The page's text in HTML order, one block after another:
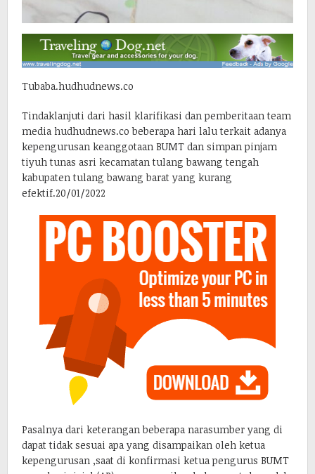
Tubaba.hudhudnews.co
Tindaklanjuti dari hasil klarifikasi dan pemberitaan team
media hudhudnews.co beberapa hari lalu terkait adanya
kepengurusan keanggotaan BUMT dan simpan pinjam
tiyuh tunas asri kecamatan tulang bawang tengah
kabupaten tulang bawang barat yang kurang
efektif.20/01/2022
Pasalnya dari keterangan beberapa narasumber yang di
dapat tidak sesuai apa yang disampaikan oleh ketua
kepengurusan ,saat di konfirmasi ketua pengurus BUMT